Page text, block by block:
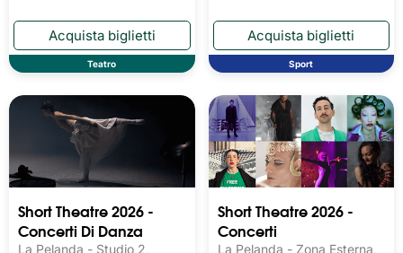
Teatro Sport
Short Theatre 2026 -
Concerti Di Danza
La Pelanda - Studio 2,
Short Theatre 2026 -
Concerti
La Pelanda - Zona Esterna,